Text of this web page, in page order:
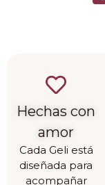
Hechas con
amor
Cada Geli está
diseñada para
acompañar